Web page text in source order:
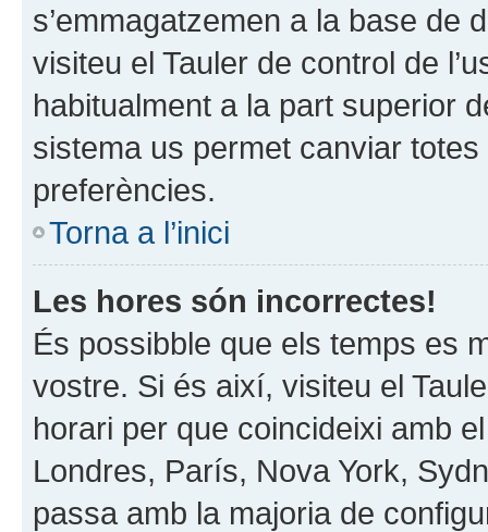
s’emmagatzemen a la base de
visiteu el Tauler de control de
habitualment a la part superior
sistema us permet canviar
preferències.
Torna a l’inici
Les hores són incorrectes!
És possibble que els temps es
vostre. Si és així, visiteu el
horari per que coincideixi amb
Londres, París, Nova York,
passa amb la majoria de